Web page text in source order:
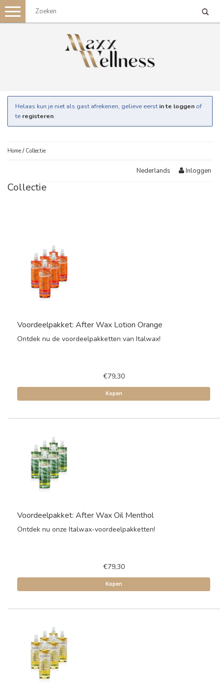
Toggle
navigation
Helaas kun je niet als gast afrekenen, gelieve eerst in te loggen of
te registeren.
Home / Collectie
Nederlands Inloggen
Collectie
Voordeelpakket: After Wax Lotion Orange
Ontdek nu de voordeelpakketten van Italwax!
€79,30
Kopen
Voordeelpakket: After Wax Oil Menthol
Ontdek nu onze Italwax-voordeelpakketten!
€79,30
Kopen